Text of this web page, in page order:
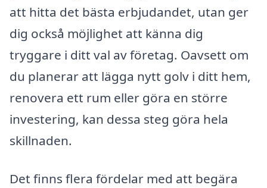
att hitta det bästa erbjudandet, utan ger
dig också möjlighet att känna dig
tryggare i ditt val av företag. Oavsett om
du planerar att lägga nytt golv i ditt hem,
renovera ett rum eller göra en större
investering, kan dessa steg göra hela
skillnaden.
Det finns flera fördelar med att begära